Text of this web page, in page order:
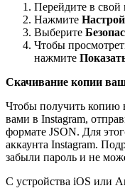
Перейдите в свой
Нажмите
Выберите
Чтобы
нажмите
Скачивание копии
Чтобы получить копию
вами в Instagram,
формате JSON. Для
аккаунта Instagram.
забыли пароль и не
С устройства iOS или